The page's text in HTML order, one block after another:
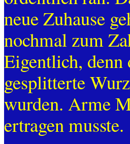
neue Zuhause
nochmal zum
Eigentlich, denn
gesplitterte
wurden. Arme
ertragen musste.